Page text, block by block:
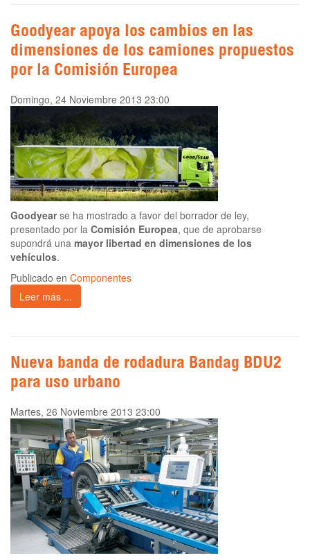
Goodyear apoya los cambios en las
dimensiones de los camiones propuestos
por la Comisión Europea
Domingo, 24 Noviembre 2013 23:00
Goodyearse ha mostrado a favor del borrador de ley,
presentado por la Comisión Europea, que de aprobarse
supondrá una mayor libertad en dimensiones de los
vehículos.
Publicado en Componentes
Leer más ...
Nueva banda de rodadura Bandag BDU2
para uso urbano
Martes, 26 Noviembre 2013 23:00